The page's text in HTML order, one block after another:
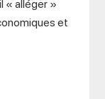
« alléger »
et